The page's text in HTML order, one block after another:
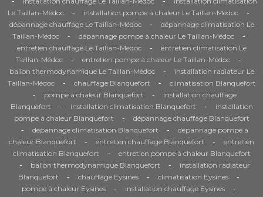
Le Taillan-Médoc
- installation pompe à chaleur Le Taillan-Médoc -
dépannage chauffage Le Taillan-Médoc -
dépannage climatisation Le
Taillan-Médoc
- dépannage pompe à chaleur Le Taillan-Médoc -
entretien chauffage Le Taillan-Médoc -
entretien climatisation Le
Taillan-Médoc
- entretien pompe à chaleur Le Taillan-Médoc -
ballon thermodynamique Le Taillan-Médoc -
installation radiateur Le
Taillan-Médoc
- chauffage Blanquefort - climatisation Blanquefort
- pompe à chaleur Blanquefort -
installation chauffage
Blanquefort
- installation climatisation Blanquefort -
installation
pompe à chaleur Blanquefort
- dépannage chauffage Blanquefort
- dépannage climatisation Blanquefort -
dépannage pompe à
chaleur Blanquefort
- entretien chauffage Blanquefort -
entretien
climatisation Blanquefort
- entretien pompe à chaleur Blanquefort
- ballon thermodynamique Blanquefort -
installation radiateur
Blanquefort
- chauffage Eysines - climatisation Eysines -
pompe à chaleur Eysines - installation chauffage Eysines -